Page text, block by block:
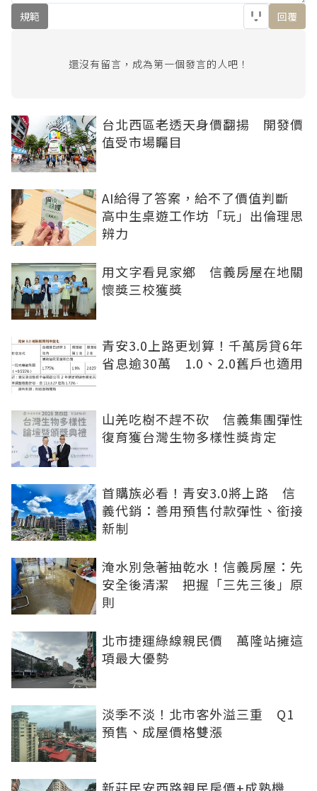
規範 回覆
還沒有留言，成為第一個發言的人吧！
台北西區老透天身價翻揚 開發價
值受市場矚目
AI給得了答案，給不了價值判斷
高中生桌遊工作坊「玩」出倫理思
辨力
用文字看見家鄉 信義房屋在地關
懷獎三校獲獎
青安3.0上路更划算！千萬房貸6年
省息逾30萬 1.0、2.0舊戶也適用
山羌吃樹不趕不砍 信義集團彈性
復育獲台灣生物多樣性獎肯定
首購族必看！青安3.0將上路 信
義代銷：善用預售付款彈性、銜接
新制
淹水別急著抽乾水！信義房屋：先
安全後清潔 把握「三先三後」原
則
北市捷運綠線親民價 萬隆站擁這
項最大優勢
淡季不淡！北市客外溢三重 Q1
預售、成屋價格雙漲